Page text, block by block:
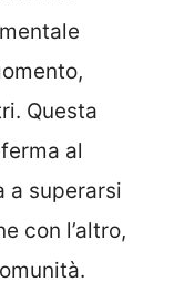
Questa
al
a superarsi
con l’altro,